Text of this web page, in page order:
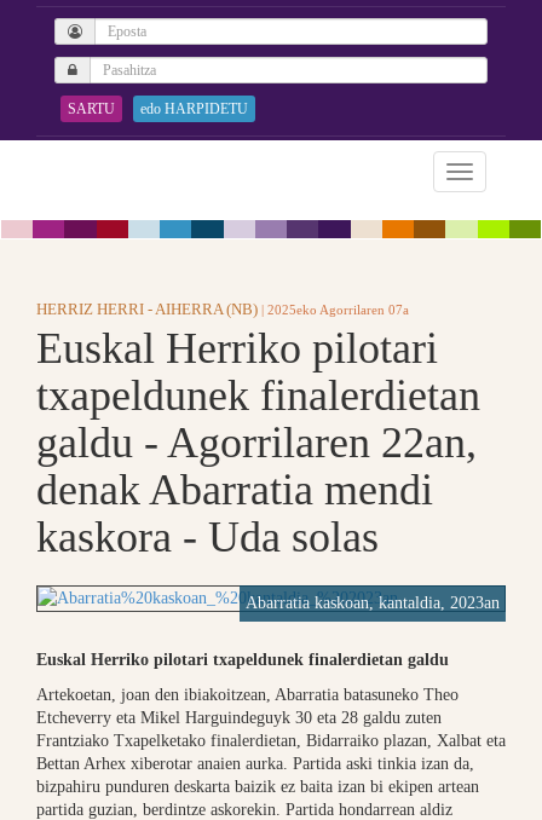
SARTU edo HARPIDETU
HERRIZ HERRI - AIHERRA (NB) | 2025eko Agorrilaren 07a
Euskal Herriko pilotari
txapeldunek finalerdietan
galdu - Agorrilaren 22an,
denak Abarratia mendi
kaskora - Uda solas
Abarratia kaskoan, kantaldia, 2023an
Euskal Herriko pilotari txapeldunek finalerdietan galdu
Artekoetan, joan den ibiakoitzean, Abarratia batasuneko Theo
Etcheverry eta Mikel Harguindeguyk 30 eta 28 galdu zuten
Frantziako Txapelketako finalerdietan, Bidarraiko plazan, Xalbat eta
Bettan Arhex xiberotar anaien aurka. Partida aski tinkia izan da,
bizpahiru punduren deskarta baizik ez baita izan bi ekipen artean
partida guzian, berdintze askorekin. Partida hondarrean aldiz